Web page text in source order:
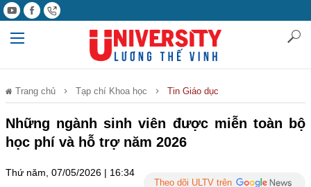
Trang chủ Tạp chí Khoa học Tin Giáo dục
Những ngành sinh viên được miễn toàn bộ
học phí và hỗ trợ năm 2026
Thứ năm, 07/05/2026 | 16:34
Theo dõi ULTV trên